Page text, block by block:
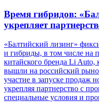
Время гибридов:
укрепляет
«Балтийский лизинг»
и гибриды, в том числе на
китайского бренда Li
вышли на российский
участие в запуске продаж
укрепляя партнерство с
специальные условия и